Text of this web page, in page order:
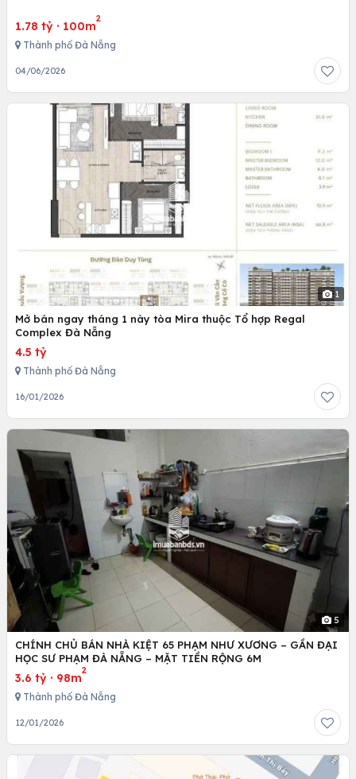
1.78 tỷ · 100m
2
Thành phố Đà Nẵng
04/06/2026
1
Mở bán ngay tháng 1 này tòa Mira thuộc Tổ hợp Regal
Complex Đà Nẵng
4.5 tỷ
Thành phố Đà Nẵng
16/01/2026
5
CHÍNH CHỦ BÁN NHÀ KIỆT 65 PHẠM NHƯ XƯƠNG – GẦN ĐẠI
HỌC SƯ PHẠM ĐÀ NẴNG – MẶT TIỀN RỘNG 6M
3.6 tỷ · 98m
2
Thành phố Đà Nẵng
12/01/2026